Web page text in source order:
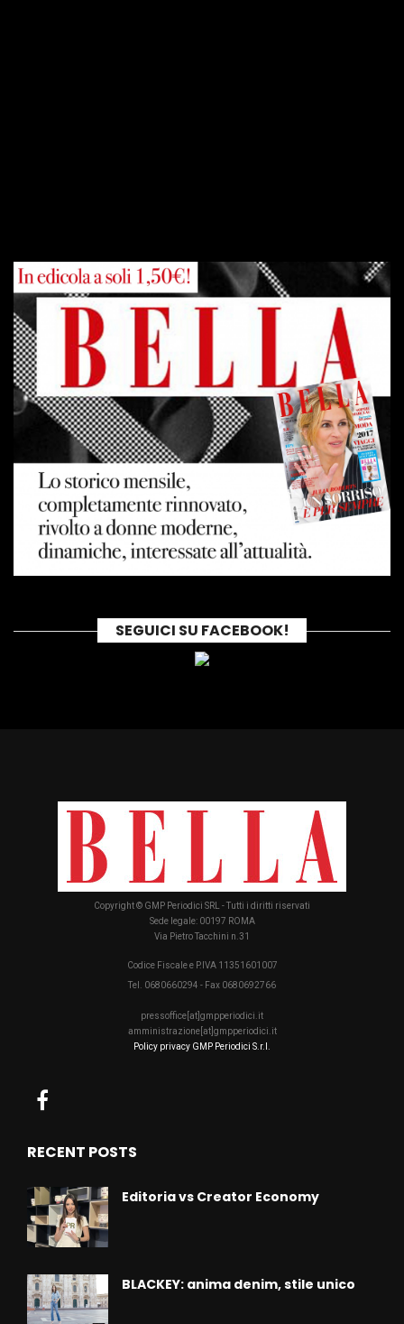
SEGUICI SU FACEBOOK!
Copyright © GMP Periodici SRL - Tutti i diritti riservati
Sede legale: 00197 ROMA
Via Pietro Tacchini n.31
Codice Fiscale e P.IVA 11351601007
Tel. 0680660294 - Fax 0680692766
pressoffice[at]gmpperiodici.it
amministrazione[at]gmpperiodici.it
Policy privacy GMP Periodici S.r.l.
RECENT POSTS
Editoria vs Creator Economy
BLACKEY: anima denim, stile unico